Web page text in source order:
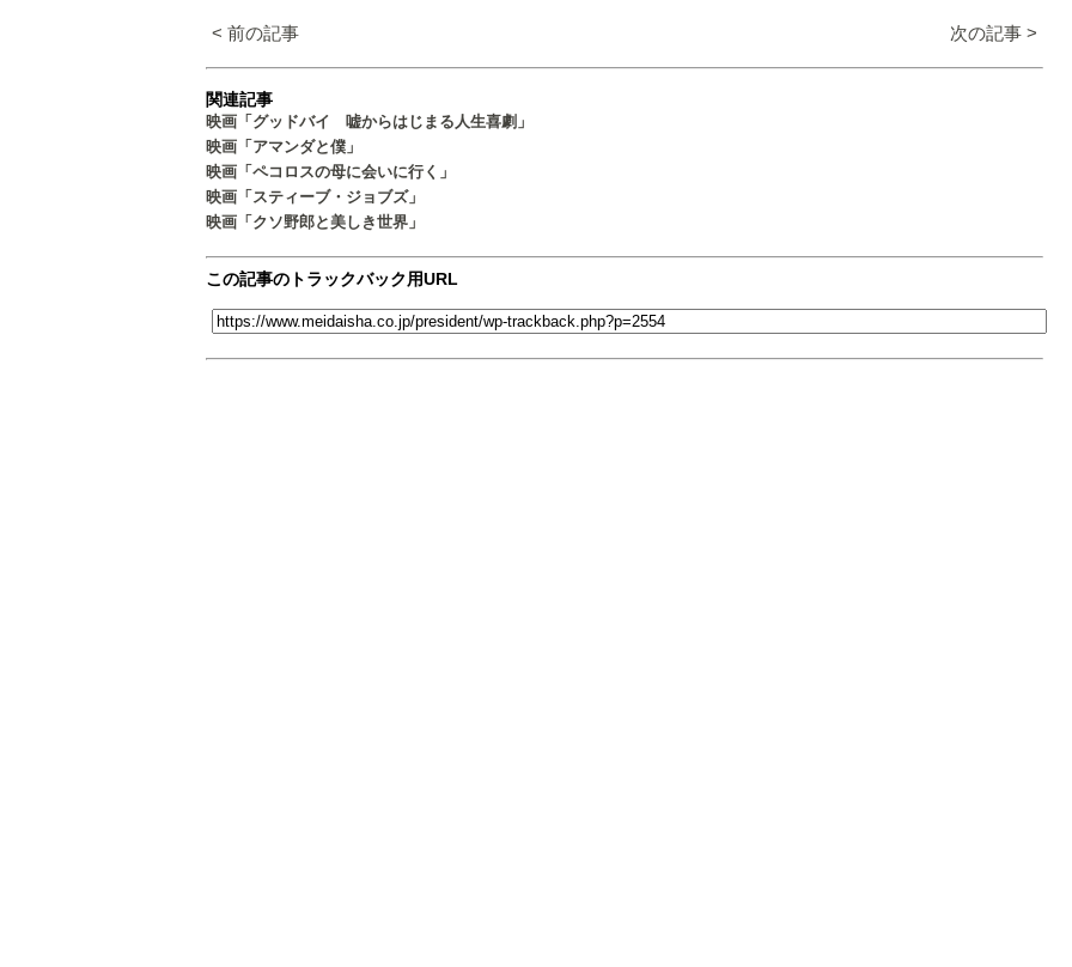
< 前の記事 次の記事 >
関連記事
映画「グッドバイ 嘘からはじまる人生喜劇」
映画「アマンダと僕」
映画「ペコロスの母に会いに行く」
映画「スティーブ・ジョブズ」
映画「クソ野郎と美しき世界」
この記事のトラックバック用URL